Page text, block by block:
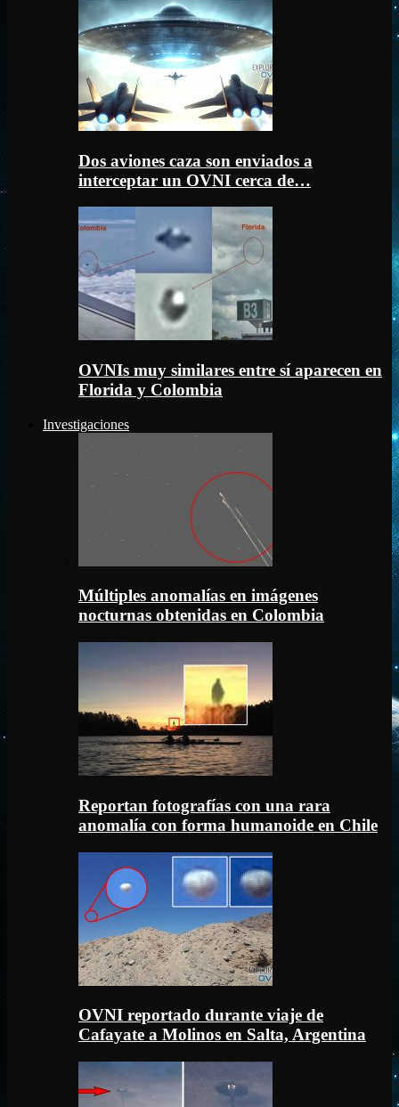
Dos aviones caza son enviados a
interceptar un OVNI cerca de…
OVNIs muy similares entre sí aparecen en
Florida y Colombia
Investigaciones
Múltiples anomalías en imágenes
nocturnas obtenidas en Colombia
Reportan fotografías con una rara
anomalía con forma humanoide en Chile
OVNI reportado durante viaje de
Cafayate a Molinos en Salta, Argentina